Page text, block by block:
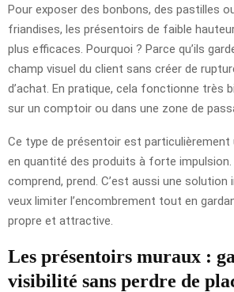
Pour exposer des bonbons, des pastilles
friandises, les présentoirs de faible
plus efficaces. Pourquoi ? Parce qu’ils
champ visuel du client sans créer de
d’achat. En pratique, cela fonctionne très
sur un comptoir ou dans une zone de
Ce type de présentoir est particulièrement
en quantité des produits à forte
comprend, prend. C’est aussi une
veux limiter l’encombrement tout en
propre et attractive.
Les présentoirs muraux :
visibilité sans perdre de